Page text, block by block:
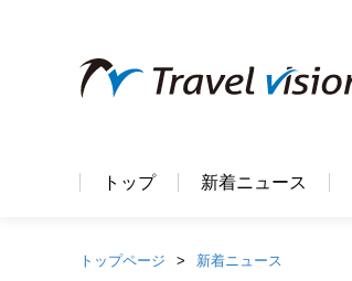
トップ 新着ニュース
トップページ 新着ニュース